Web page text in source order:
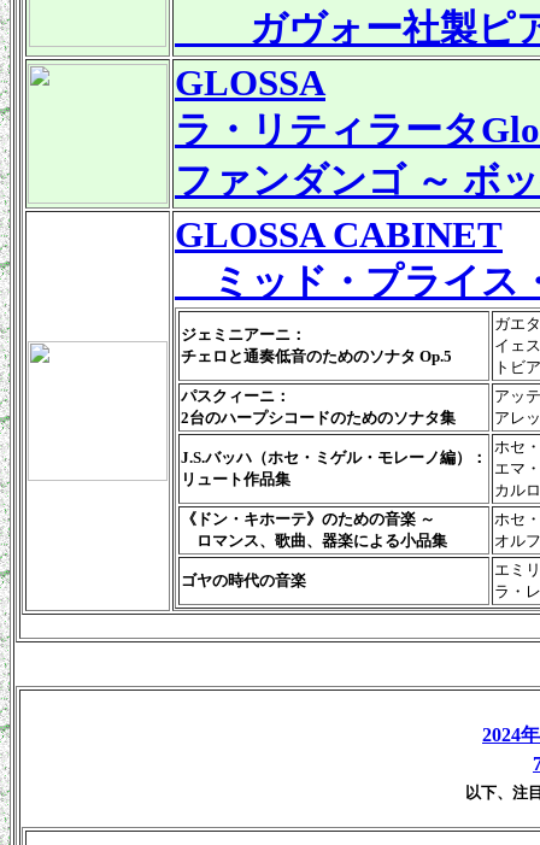
ガヴォー社製ピア
GLOSSA
ラ・リティラータ
ファンダンゴ ～ ボ
GLOSSA CABINET
ミッド・プライス
ジェミニアーニ：
チェロと通奏低音のためのソナタ Op.5
ガエ
イェ
トビ
パスクィーニ：
2台のハープシコードのためのソナタ集
アッ
アレ
J.S.バッハ（ホセ・ミゲル・モレーノ編）：
リュート作品集
ホセ
エマ
カル
《ドン・キホーテ》のための音楽 ～
ロマンス、歌曲、器楽による小品集
ホセ
オル
ゴヤの時代の音楽
エミ
ラ・
2024
以下、注